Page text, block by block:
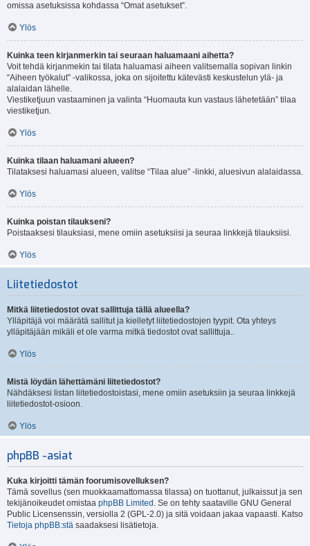
omissa asetuksissa kohdassa “Omat asetukset”.
Ylös
Kuinka teen kirjanmerkin tai seuraan haluamaani aihetta?
Voit tehdä kirjanmekin tai tilata haluamasi aiheen valitsemalla sopivan linkin
“Aiheen työkalut” -valikossa, joka on sijoitettu kätevästi keskustelun ylä- ja
alalaidan lähelle.
Viestiketjuun vastaaminen ja valinta “Huomauta kun vastaus lähetetään” tilaa
viestiketjun.
Ylös
Kuinka tilaan haluamani alueen?
Tilataksesi haluamasi alueen, valitse “Tilaa alue” -linkki, aluesivun alalaidassa.
Ylös
Kuinka poistan tilaukseni?
Poistaaksesi tilauksiasi, mene omiin asetuksiisi ja seuraa linkkejä tilauksiisi.
Ylös
Liitetiedostot
Mitkä liitetiedostot ovat sallittuja tällä alueella?
Ylläpitäjä voi määrätä sallitut ja kielletyt liitetiedostojen tyypit. Ota yhteys
ylläpitäjään mikäli et ole varma mitkä tiedostot ovat sallittuja..
Ylös
Mistä löydän lähettämäni liitetiedostot?
Nähdäksesi listan liitetiedostoistasi, mene omiin asetuksiin ja seuraa linkkejä
liitetiedostot-osioon.
Ylös
phpBB -asiat
Kuka kirjoitti tämän foorumisovelluksen?
Tämä sovellus (sen muokkaamattomassa tilassa) on tuottanut, julkaissut ja sen
tekijänoikeudet omistaa phpBB Limited . Se on tehty saataville GNU General
Public Licensenssin, versiolla 2 (GPL-2.0) ja sitä voidaan jakaa vapaasti. Katso
Tietoja phpBB:stä saadaksesi lisätietoja.